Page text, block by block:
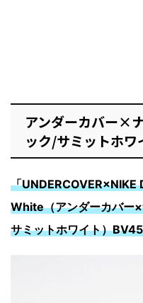
アンダーカバー×
ック/サミットホ
「
White（アンダーカバー
サミットホワイト）